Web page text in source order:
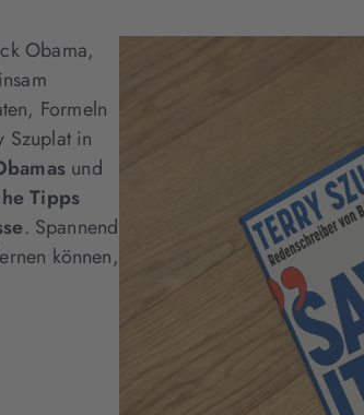
Obama,
Formeln
Szuplat in
und
Tipps
. Spannend
können,